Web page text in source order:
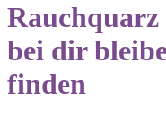
Rauchquarz
bei dir
finden